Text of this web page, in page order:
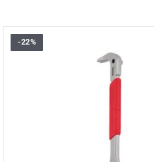
-22%